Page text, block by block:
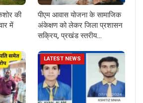
की
में
पीएम आवास योजना के सामाजिक
अंकेक्षण को लेकर जिला प्रशासन
सक्रिय, प्रखंड स्तरीय…
LATEST NEWS